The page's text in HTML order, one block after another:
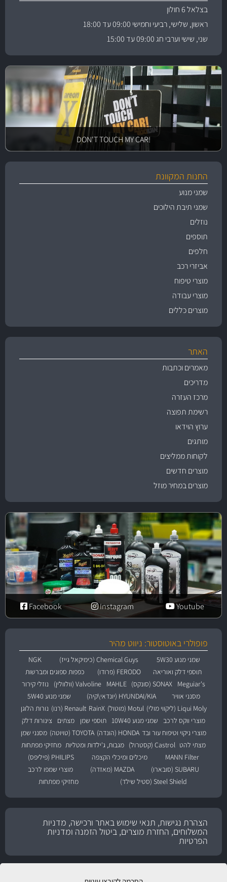
בצלאל 6 חולון
ראשון, שלישי, רביעי וחמישי 09:00 עד 18:00
שני, שישי וערבי חג 09:00 עד 15:00
!DON'T TOUCH MY CAR
החנות המקוונת
שמני מנוע
שמני תיבת הילוכים
נוזלים
תוספים
חלפים
אביזרי רכב
מוצרי טיפוח
מוצרי עבודה
מוצרים כללים
האתר
מאמרים וכתבות
מדריכים
מרכז העזרה
רשימת תפוצה
ערוץ הוידאו
מותגים
לקוחות ממליצים
מוצרים חדשים
מוצרים במחיר מוזל
Youtube
Instagram
Facebook
פופולרי באוטוסטור: ניווט מהיר
שמני מנוע 5W30 Chemical Guys (כימיקאל גייז)
NGK
תוספי דלק ואוריאה
FERODO (פרודו)
כפפות ספוגים ומברשות
Meguiar's
SONAX (סונקס) MAHLE Valvoline (וולוולין)
נוזלי קירור
מסנני אוויר
HYUNDAI/KIA (יונדאי\קיה)
שמני מנוע 5W40
Liqui Moly (ליקווי מולי)
Motul (מוטול) RainX Renault (רנו)
נורות הלוגן
מוצרי ווקס לרכב
שמני מנוע 10W40 תוספי שמן מצתים
צינורות דלק
מוצרי ניקוי וטיפוח עור ובד HONDA (הונדה) TOYOTA (טויוטה)
מסנני שמן
מצתי להט Castrol (קסטרול) מגבות, ג'ילדות ומטליות מחזיקי מפתחות
MANN Filter
מיכלים ומיכלי הקצפה
PHILIPS (פיליפס)
SUBARU (סובארו)
MAZDA (מאזדה)
מוצרי שמפו לרכב
Steel Shield (סטיל שילד)
מחזיקי מפתחות
הצהרת נגישות, תנאי שימוש באתר ורכישה, מדניות
המשלוחים, החזרת מוצרים, ביטול הזמנה ומדניות
הפרטיות